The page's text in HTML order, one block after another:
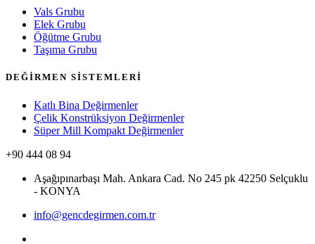
Vals Grubu
Elek Grubu
Öğütme Grubu
Taşıma Grubu
DEĞİRMEN SİSTEMLERİ
Katlı Bina Değirmenler
Çelik Konstrüksiyon Değirmenler
Süper Mill Kompakt Değirmenler
+90 444 08 94
Aşağıpınarbaşı Mah. Ankara Cad. No 245 pk 42250 Selçuklu
- KONYA
info@gencdegirmen.com.tr